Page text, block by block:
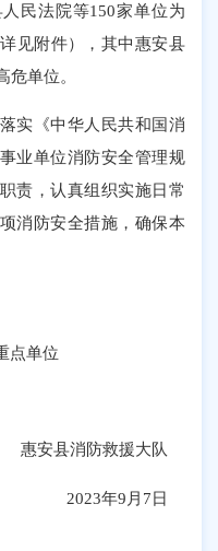
民法院等150家单位为
见附件），其中惠安县
危单位。
《中华人民共和国消
业单位消防安全管理规
责，认真组织实施日常
消防安全措施，确保本
点单位
惠安县消防救援大队
2023年9月7日